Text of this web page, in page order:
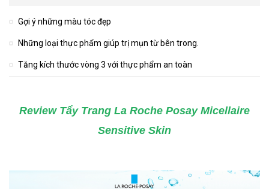
Gợi ý những màu tóc đẹp
Những loại thực phẩm giúp trị mụn từ bên trong.
Tăng kích thước vòng 3 với thực phẩm an toàn
Review Tẩy Trang La Roche Posay Micellaire
Sensitive Skin